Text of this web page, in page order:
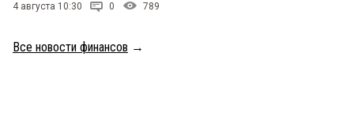
4 августа 10:30 0 789
Все новости финансов →